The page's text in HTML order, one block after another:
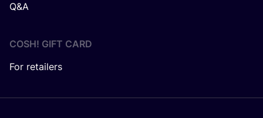
Q&A
COSH! GIFT CARD
For retailers